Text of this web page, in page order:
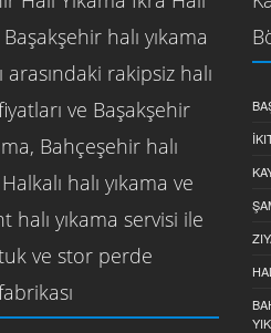
Başakşehir halı yıkama
arasındaki rakipsiz halı
ve Başakşehir
Bahçeşehir halı
halı yıkama ve
halı yıkama servisi ile
ve stor perde